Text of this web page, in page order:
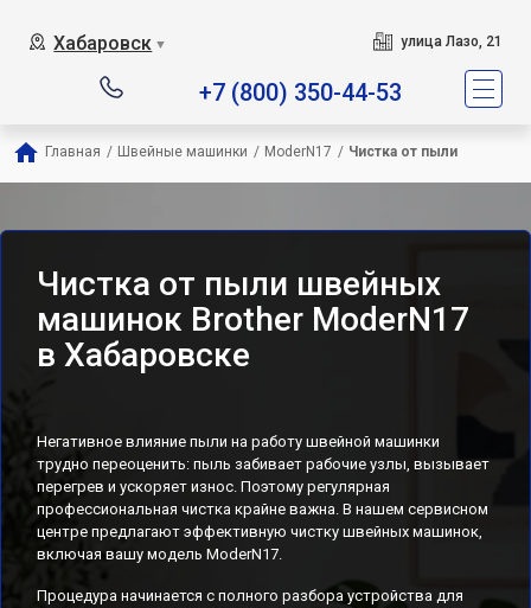
Хабаровск ▼ улица Лазо, 21
+7 (800) 350-44-53
Главная / Швейные машинки / ModerN17 / Чистка от пыли
Чистка от пыли швейных
машинок Brother ModerN17
в Хабаровске
Негативное влияние пыли на работу швейной машинки
трудно переоценить: пыль забивает рабочие узлы, вызывает
перегрев и ускоряет износ. Поэтому регулярная
профессиональная чистка крайне важна. В нашем сервисном
центре предлагают эффективную чистку швейных машинок,
включая вашу модель ModerN17.
Процедура начинается с полного разбора устройства для